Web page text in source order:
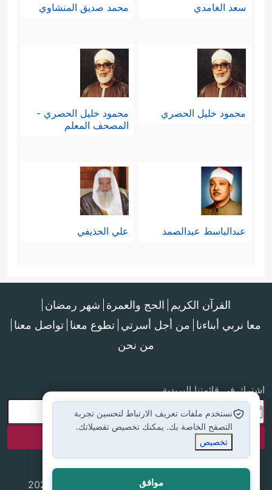
سعد الغامدي محمد صديق المنشاوي
محمود خليل الحصري
محمود خليل الحصري -
المصحف المعلم
عبدالباسط عبدالصمد علي الحذيفي
القرآن الكريم الحج والعمرة شهر رمضان
معا نربي أبناءنا من أجل أسرتي تطوع معنا تواصل معنا
من نحن
اشترك في قائمتنا البريدية
جميع الحقوق محفوظة لموقع إسلام أون لاين © 2025
نستخدم ملفات تعريف الارتباط لتحسين تجربة
التصفح الخاصة بك. يمكنك تخصيص تفضيلاتك.
تخصيص
موافق